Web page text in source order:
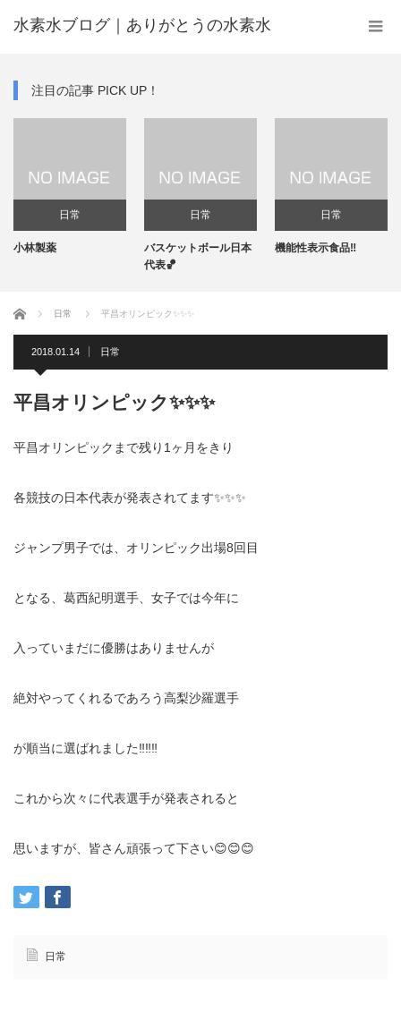
水素水ブログ｜ありがとうの水素水
注目の記事 PICK UP！
日常
小林製薬
日常
バスケットボール日本
代表🏀
日常
機能性表示食品‼️
ホーム 日常 平昌オリンピック✨✨✨
2018.01.14 日常
平昌オリンピック✨✨✨
平昌オリンピックまで残り1ヶ月をきり
各競技の日本代表が発表されてます✨✨✨
ジャンプ男子では、オリンピック出場8回目
となる、葛西紀明選手、女子では今年に
入っていまだに優勝はありませんが
絶対やってくれるであろう高梨沙羅選手
が順当に選ばれました‼️‼️‼️
これから次々に代表選手が発表されると
思いますが、皆さん頑張って下さい😊😊😊
日常